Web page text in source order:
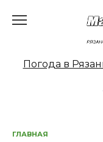
Погода в
ГЛАВНАЯ